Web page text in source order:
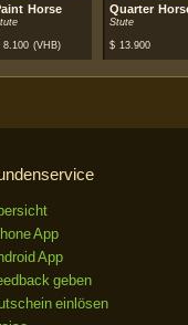
Horse
8.100 (VHB)
Quarter
Stute
$ 13.900
App
App
geben
einlösen